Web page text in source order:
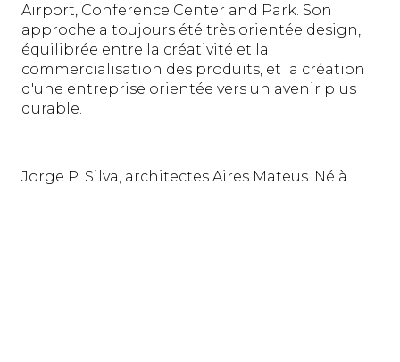
Airport, Conference Center and Park. Son
approche a toujours été très orientée design,
équilibrée entre la créativité et la
commercialisation des produits, et la création
d'une entreprise orientée vers un avenir plus
durable.
Jorge P. Silva, architectes Aires Mateus. Né à